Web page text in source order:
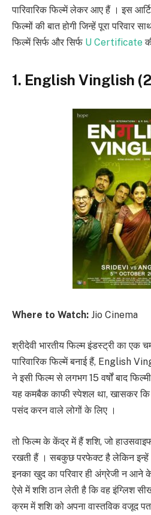
पारिवारिक फिल्में लेकर आए हैं । इस
फिल्मों की बात होगी जिन्हें पूरा
फिल्में सिर्फ और सिर्फ U Certificate
1. English Vinglish
Where to Watch: Jio Cinema
श्रीदेवी भारतीय फिल्म इंडस्ट्री का एक
पारिवारिक फिल्में बनाई हैं, English
ने इसी फिल्म से लगभग 15 वर्षों बाद
यह कमबैक काफी स्पेशल था, खासकर कि
पसंद करन वाले लोगों के लिए ।
तो फिल्म के केंद्र में हैं शशि, जो
रखती हैं । सबकुछ परफेक्ट है लेकिन इन्हें
इनका खुद का परिवार ही अंग्रेजी न आने
ऐसे में शशि ठान लेती है कि वह इंग्लिश
क्रम में शशि को अपना वास्तविक वजूद